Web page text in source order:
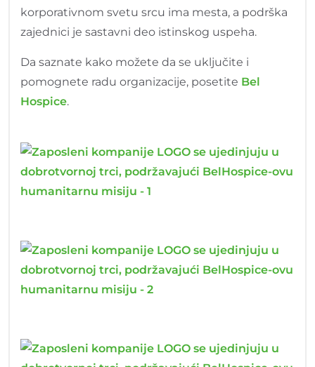
korporativnom svetu srcu ima mesta, a podrška
zajednici je sastavni deo istinskog uspeha.
Da saznate kako možete da se uključite i
pomognete radu organizacije, posetite Bel
Hospice.